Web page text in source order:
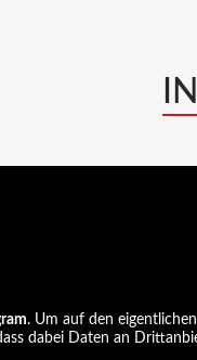
. Um auf den
dabei Daten an